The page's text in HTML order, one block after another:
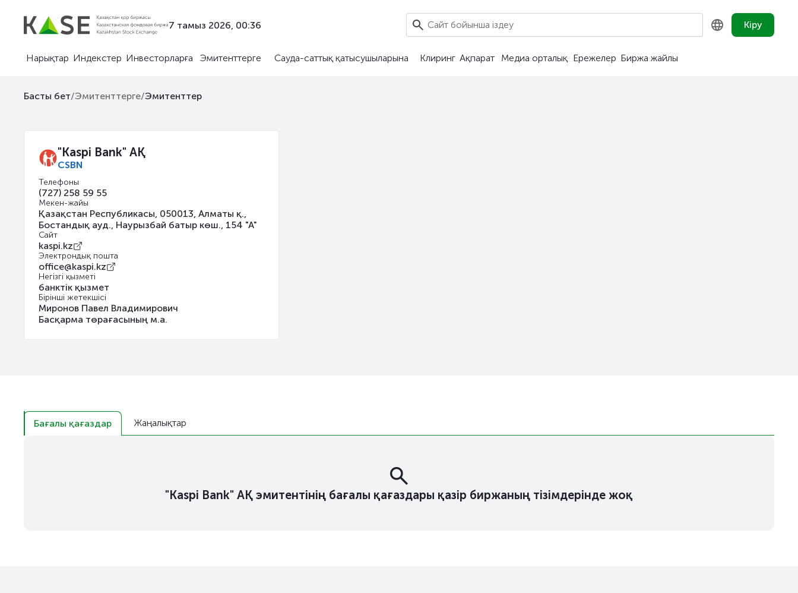
7 тамыз 2026, 00:36 Кіру
Нарықтар Индекстер Инвесторларға Эмитенттерге Сауда-саттық қатысушыларына Клиринг Ақпарат Медиа орталық Ережелер Биржа жайлы
Басты бет/Эмитенттерге/Эмитенттер
"Kaspi Bank" АҚ
CSBN
Телефоны
(727) 258 59 55
Мекен-жайы
Қазақстан Республикасы, 050013, Алматы қ.,
Бостандық ауд., Наурызбай батыр көш., 154 "А"
Сайт
kaspi.kz
Электрондық пошта
office@kaspi.kz
Негізгі қызметі
банктік қызмет
Бірінші жетекшісі
Миронов Павел Владимирович
Басқарма төрағасының м.а.
Бағалы қағаздар Жаңалықтар
"Kaspi Bank" АҚ эмитентінің бағалы қағаздары қазір биржаның тізімдерінде жоқ